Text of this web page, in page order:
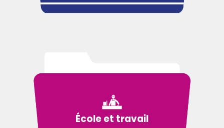
École et travail